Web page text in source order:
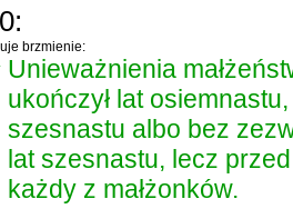
brzmienie:
Unieważnienia
ukończył lat
szesnastu albo bez
lat szesnastu, lecz
każdy z małżonków.